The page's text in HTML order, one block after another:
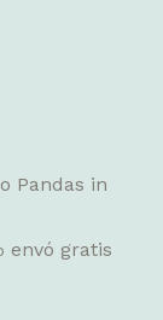
Pandas in
envó gratis